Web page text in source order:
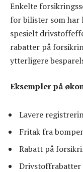
Enkelte
for bilister som har
spesielt
rabatter på
ytterligere
Eksempler på
Lavere
Fritak fra
Rabatt på
Drivstoffrabatter